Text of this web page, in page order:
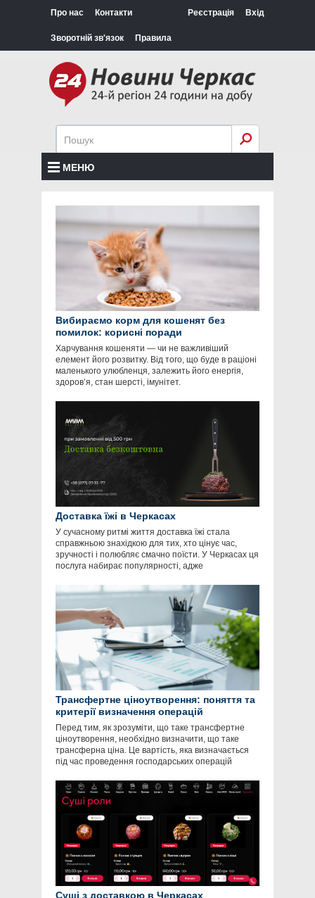
Про нас Контакти
Зворотній зв'язок Правила
Реєстрація Вхід
МЕНЮ
Вибираємо корм для кошенят без
помилок: корисні поради
Харчування кошеняти — чи не важливіший
елемент його розвитку. Від того, що буде в раціоні
маленького улюбленця, залежить його енергія,
здоров’я, стан шерсті, імунітет.
Доставка їжі в Черкасах
У сучасному ритмі життя доставка їжі стала
справжньою знахідкою для тих, хто цінує час,
зручності і полюбляє смачно поїсти. У Черкасах ця
послуга набирає популярності, адже
Трансфертне ціноутворення: поняття та
критерії визначення операцій
Перед тим, як зрозуміти, що таке трансфертне
ціноутворення, необхідно визначити, що таке
трансферна ціна. Це вартість, яка визначається
під час проведення господарських операцій
Суші з доставкою в Черкасах